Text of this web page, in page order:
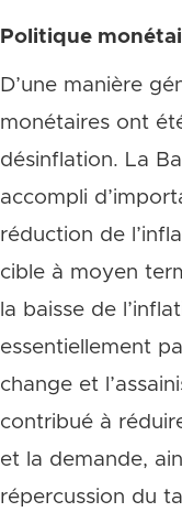
Politique
D’une manière
monétaires ont
désinflation. La
accompli
réduction de
cible à moyen
la baisse de
essentiellement
change et
contribué à
et la demande,
répercussion du